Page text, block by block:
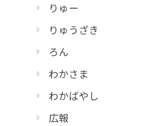
りゅー
りゅうざき
ろん
わかさま
わかばやし
広報